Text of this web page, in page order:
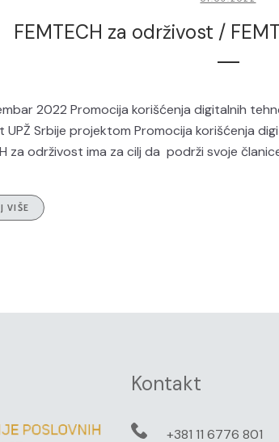
FEMTECH za održivost /
2022 Promocija korišćenja digitalnih
UPŽ Srbije projektom Promocija korišćenja
za održivost ima za cilj da podrži svoje
VIŠE
Kontakt
+381 11 6776 801